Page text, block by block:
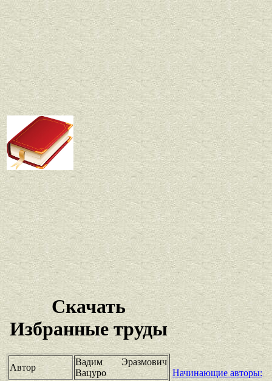
Скачать
Избранные труды
Автор
Вадим Эразмович
Вацуро
Начинающие авторы: